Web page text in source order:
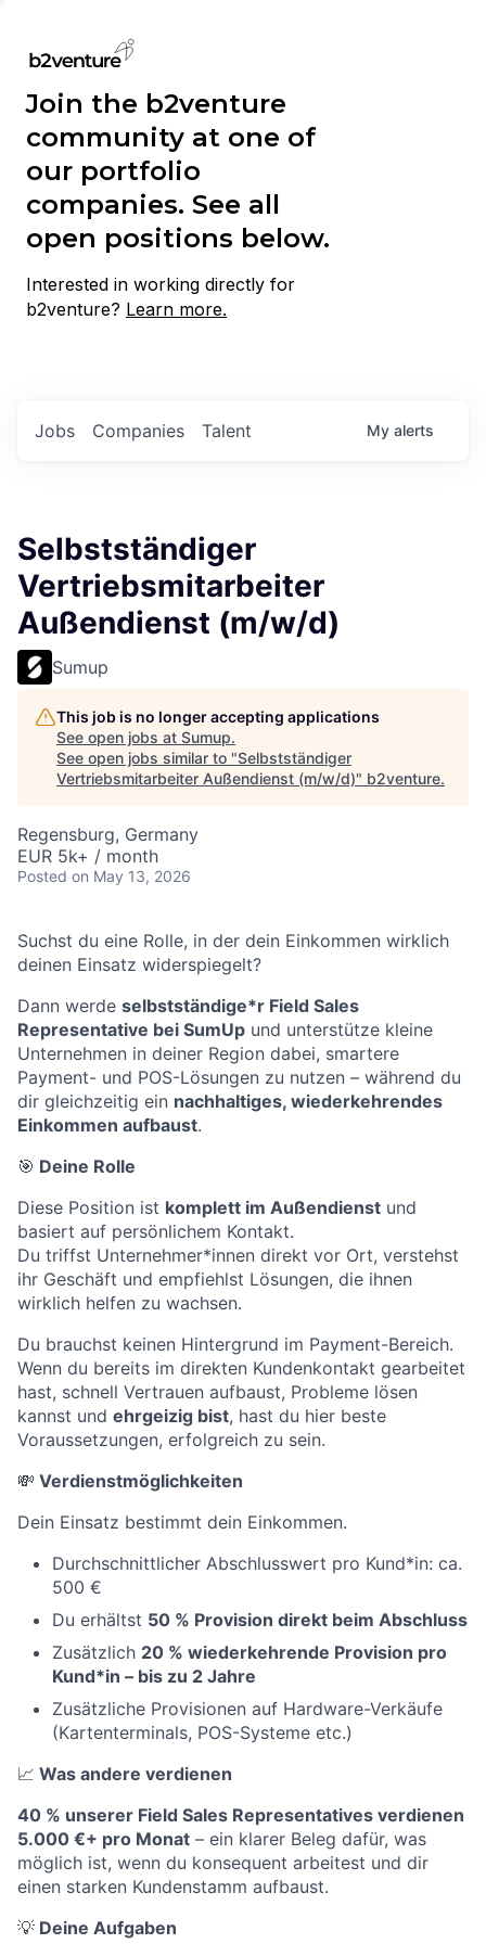
Join the b2venture
community at one of
our portfolio
companies. See all
open positions below.
Interested in working directly for
b2venture? Learn more.
Jobs Companies Talent My alerts
Selbstständiger
Vertriebsmitarbeiter
Außendienst (m/w/d)
Sumup
This job is no longer accepting applications
See open jobs at Sumup.
See open jobs similar to "Selbstständiger
Vertriebsmitarbeiter Außendienst (m/w/d)" b2venture.
Regensburg, Germany
EUR 5k+ / month
Posted on May 13, 2026
Suchst du eine Rolle, in der dein Einkommen wirklich
deinen Einsatz widerspiegelt?
Dann werde selbstständige*r Field Sales
Representative bei SumUp und unterstütze kleine
Unternehmen in deiner Region dabei, smartere
Payment- und POS-Lösungen zu nutzen – während du
dir gleichzeitig ein nachhaltiges, wiederkehrendes
Einkommen aufbaust.
🎯 Deine Rolle
Diese Position ist komplett im Außendienst und
basiert auf persönlichem Kontakt.
Du triffst Unternehmer*innen direkt vor Ort, verstehst
ihr Geschäft und empfiehlst Lösungen, die ihnen
wirklich helfen zu wachsen.
Du brauchst keinen Hintergrund im Payment-Bereich.
Wenn du bereits im direkten Kundenkontakt gearbeitet
hast, schnell Vertrauen aufbaust, Probleme lösen
kannst und ehrgeizig bist, hast du hier beste
Voraussetzungen, erfolgreich zu sein.
💸 Verdienstmöglichkeiten
Dein Einsatz bestimmt dein Einkommen.
Durchschnittlicher Abschlusswert pro Kund*in: ca.
500 €
Du erhältst 50 % Provision direkt beim Abschluss
Zusätzlich 20 % wiederkehrende Provision pro
Kund*in – bis zu 2 Jahre
Zusätzliche Provisionen auf Hardware-Verkäufe
(Kartenterminals, POS-Systeme etc.)
📈 Was andere verdienen
40 % unserer Field Sales Representatives verdienen
5.000 €+ pro Monat – ein klarer Beleg dafür, was
möglich ist, wenn du konsequent arbeitest und dir
einen starken Kundenstamm aufbaust.
💡 Deine Aufgaben